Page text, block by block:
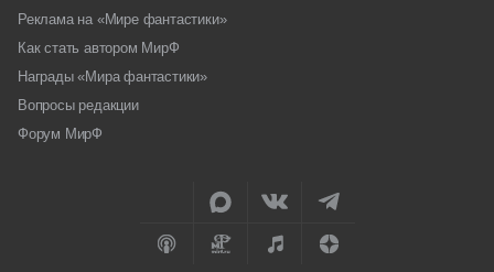
Реклама на «Мире фантастики»
Как стать автором МирФ
Награды «Мира фантастики»
Вопросы редакции
Форум МирФ